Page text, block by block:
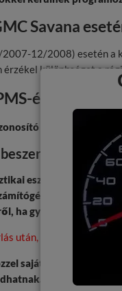
Savana
12/2008) esetén a
különbséget a
érzékelő ID?
száma van. Az
eszközzel.
Az
ha gyári.
Utángyártott
után, automatikusan
saját kezűleg